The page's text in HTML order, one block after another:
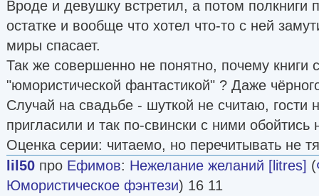
Вроде и девушку встретил, а потом полкниги
остатке и вообще что хотел что-то с ней
миры спасает.
Так же совершенно не понятно, почему книги
"юмористической фантастикой" ? Даже
Случай на свадьбе - шуткой не считаю, гости
пригласили и так по-свински с ними
Оценка серии: читаемо, но перечитывать не
lil50 про Ефимов: Нежелание желаний [litres] (
Юмористическое фэнтези) 16 11